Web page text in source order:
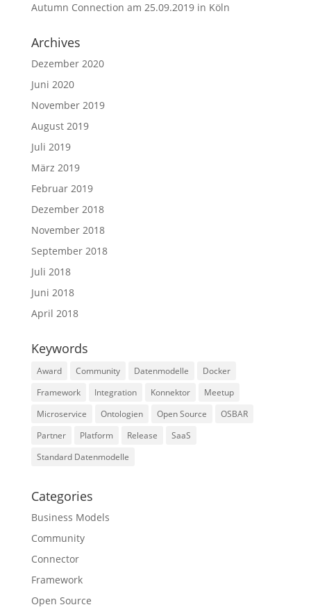
Autumn Connection am 25.09.2019 in Köln
Archives
Dezember 2020
Juni 2020
November 2019
August 2019
Juli 2019
März 2019
Februar 2019
Dezember 2018
November 2018
September 2018
Juli 2018
Juni 2018
April 2018
Keywords
Award Community Datenmodelle
Docker
Framework
Integration Konnektor
Meetup
Microservice
Ontologien Open Source
OSBAR
Partner
Platform Release
SaaS
Standard Datenmodelle
Categories
Business Models
Community
Connector
Framework
Open Source